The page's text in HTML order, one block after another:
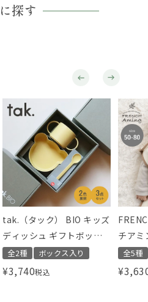
探す
tak.（タック） BIO キッズ
ディッシュ ギフトボック
ス ベアー ミニ
全2種 ボックス入り
¥3,740税込
チアミ
スリー
全5種
¥